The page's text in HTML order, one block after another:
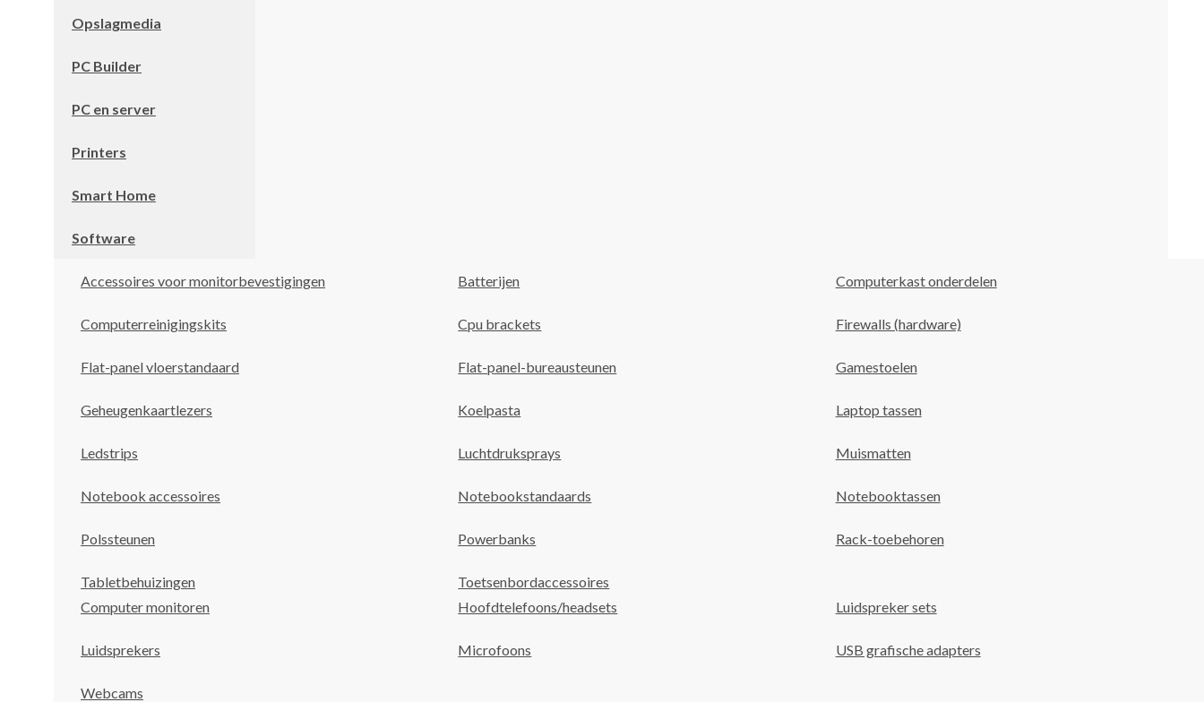
Opslagmedia
PC Builder
PC en server
Printers
Smart Home
Software
Accessoires voor monitorbevestigingen Batterijen Computerkast onderdelen
Computerreinigingskits Cpu brackets Firewalls (hardware)
Flat-panel vloerstandaard Flat-panel-bureausteunen Gamestoelen
Geheugenkaartlezers Koelpasta Laptop tassen
Ledstrips Luchtdruksprays Muismatten
Notebook accessoires Notebookstandaards Notebooktassen
Polssteunen Powerbanks Rack-toebehoren
Tabletbehuizingen
Toetsenbordaccessoires
Computer monitoren
Hoofdtelefoons/headsets Luidspreker sets
Luidsprekers Microfoons USB grafische adapters
Webcams